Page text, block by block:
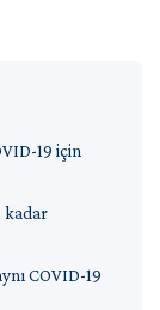
19 için
kadar
COVID-19